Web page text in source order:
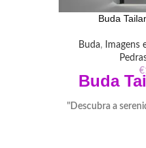
Buda
Buda, Imagens
€
Buda
"Descubra a